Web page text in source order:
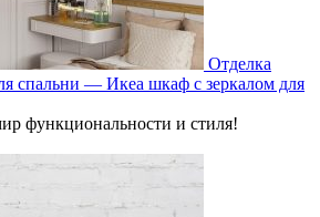
Отделка
спальни — Икеа шкаф с зеркалом для
функциональности и стиля!